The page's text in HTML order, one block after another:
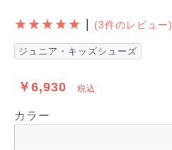
★★★★★ (3件のレビュー)
ジュニア・キッズシューズ
￥6,930 税込
カラー